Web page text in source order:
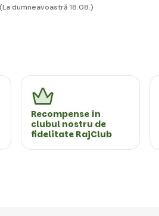
(La dumneavoastră 18.08.)
Recompense în
clubul nostru de
fidelitate RajClub